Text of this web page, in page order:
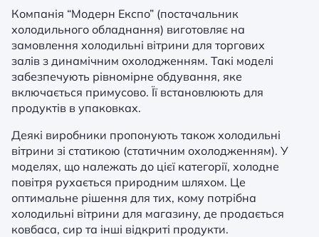
Компанія “Модерн Експо” (постачальник
холодильного обладнання) виготовляє на
замовлення холодильні вітрини для торгових
залів з динамічним охолодженням. Такі моделі
забезпечують рівномірне обдування, яке
включається примусово. Її встановлюють для
продуктів в упаковках.
Деякі виробники пропонують також холодильні
вітрини зі статикою (статичним охолодженням). У
моделях, що належать до цієї категорії, холодне
повітря рухається природним шляхом. Це
оптимальне рішення для тих, кому потрібна
холодильні вітрини для магазину, де продається
ковбаса, сир та інші відкриті продукти.